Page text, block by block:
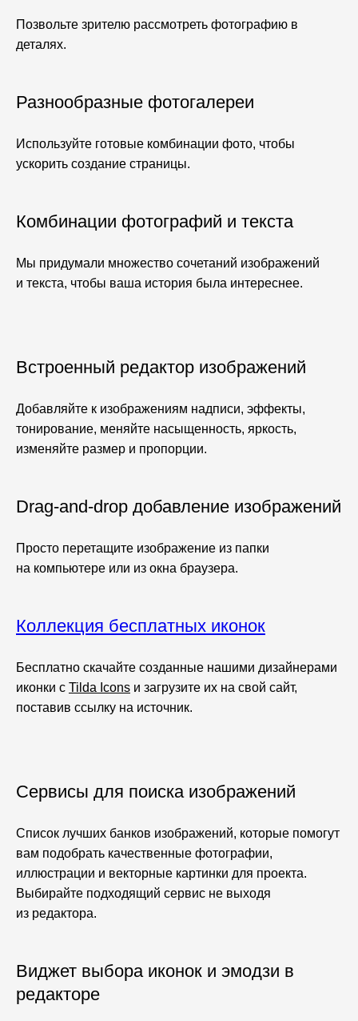
Позвольте зрителю рассмотреть фотографию в
деталях.
Разнообразные фотогалереи
Используйте готовые комбинации фото, чтобы
ускорить создание страницы.
Комбинации фотографий и текста
Мы придумали множество сочетаний изображений
и текста, чтобы ваша история была интереснее.
Встроенный редактор изображений
Добавляйте к изображениям надписи, эффекты,
тонирование, меняйте насыщенность, яркость,
изменяйте размер и пропорции.
Drag-and-drop добавление изображений
Просто перетащите изображение из папки
на компьютере или из окна браузера.
Коллекция бесплатных иконок
Бесплатно скачайте созданные нашими дизайнерами
иконки c Tilda Icons и загрузите их на свой сайт,
поставив ссылку на источник.
Сервисы для поиска изображений
Список лучших банков изображений, которые помогут
вам подобрать качественные фотографии,
иллюстрации и векторные картинки для проекта.
Выбирайте подходящий сервис не выходя
из редактора.
Виджет выбора иконок и эмодзи в
редакторе